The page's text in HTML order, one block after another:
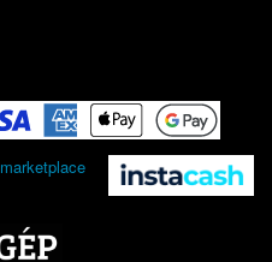
marketplace